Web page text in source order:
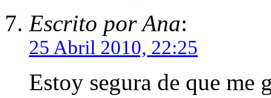
Escrito por Ana:
25 Abril 2010, 22:25
Estoy segura de que me